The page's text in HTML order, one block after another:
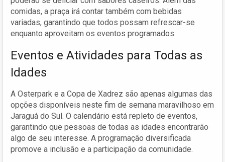
comidas, a praça irá contar também com bebidas
variadas, garantindo que todos possam refrescar-se
enquanto aproveitam os eventos programados.
Eventos e Atividades para Todas as
Idades
A Osterpark e a Copa de Xadrez são apenas algumas das
opções disponíveis neste fim de semana maravilhoso em
Jaraguá do Sul. O calendário está repleto de eventos,
garantindo que pessoas de todas as idades encontrarão
algo de seu interesse. A programação diversificada
promove a inclusão e a participação da comunidade.